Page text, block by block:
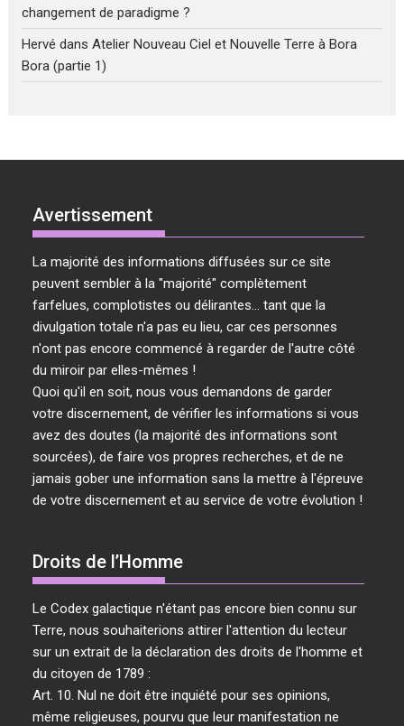
changement de paradigme ?
Hervé dansAtelier Nouveau Ciel et Nouvelle Terre à Bora
Bora (partie 1)
Avertissement
La majorité des informations diffusées sur ce site
peuvent sembler à la "majorité" complètement
farfelues, complotistes ou délirantes... tant que la
divulgation totale n'a pas eu lieu, car ces personnes
n'ont pas encore commencé à regarder de l'autre côté
du miroir par elles-mêmes !
Quoi qu'il en soit, nous vous demandons de garder
votre discernement, de vérifier les informations si vous
avez des doutes (la majorité des informations sont
sourcées), de faire vos propres recherches, et de ne
jamais gober une information sans la mettre à l'épreuve
de votre discernement et au service de votre évolution !
Droits de l’Homme
Le Codex galactique n'étant pas encore bien connu sur
Terre, nous souhaiterions attirer l'attention du lecteur
sur un extrait de la déclaration des droits de l'homme et
du citoyen de 1789 :
Art. 10. Nul ne doit être inquiété pour ses opinions,
même religieuses, pourvu que leur manifestation ne